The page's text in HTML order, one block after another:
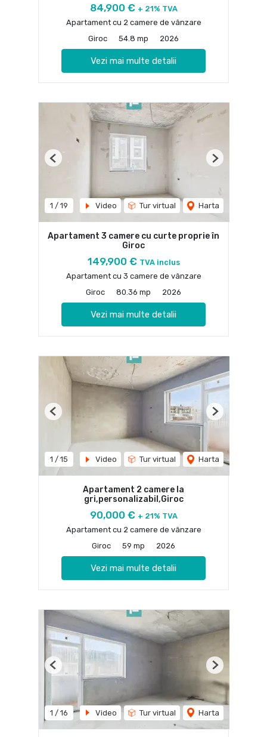
84,900 € + 21% TVA
Apartament cu 2 camere de vânzare
Giroc
54.8 mp 2026
Vezi mai multe detalii
1 / 19 Video Tur virtual Harta
Previous Next
Apartament 3 camere cu curte proprie în
Giroc
149,900 € TVA inclus
Apartament cu 3 camere de vânzare
Giroc
80.36 mp 2026
Vezi mai multe detalii
1 / 15 Video Tur virtual Harta
Previous Next
Apartament 2 camere la
gri,personalizabil,Giroc
90,000 € + 21% TVA
Apartament cu 2 camere de vânzare
Giroc
59 mp 2026
Vezi mai multe detalii
1 / 16 Video Tur virtual Harta
Previous Next